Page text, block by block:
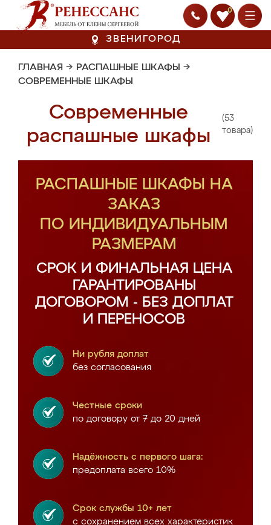
0
ЗВЕНИГОРОД
ГЛАВНАЯ → РАСПАШНЫЕ ШКАФЫ →
СОВРЕМЕННЫЕ ШКАФЫ
Современные
распашные шкафы
(53
товара)
РАСПАШНЫЕ ШКАФЫ НА
ЗАКАЗ
ПО ИНДИВИДУАЛЬНЫМ
РАЗМЕРАМ
СРОК И ФИНАЛЬНАЯ ЦЕНА
ГАРАНТИРОВАНЫ
ДОГОВОРОМ - БЕЗ ДОПЛАТ
И ПЕРЕНОСОВ
Ни рубля доплат
без согласования
Честные сроки
по договору от 7 до 20 дней
Надёжность с первого шага:
предоплата всего 10%
Срок службы 10+ лет
с сохранением всех характеристик